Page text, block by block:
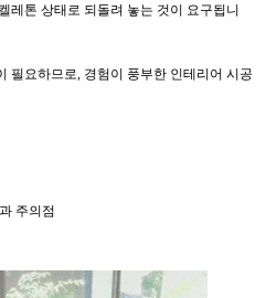
레톤 상태로 되돌려 놓는 것이 요구됩니
필요하므로, 경험이 풍부한 인테리어 시공
주의점